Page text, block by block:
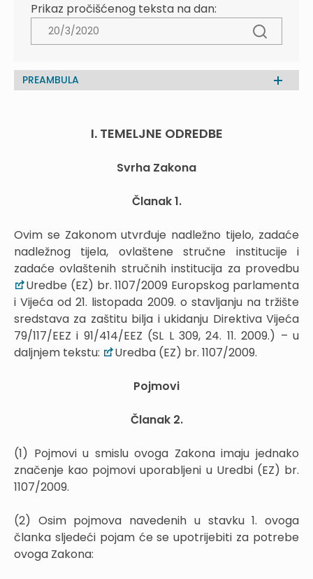
Prikaz pročišćenog teksta na dan:
PREAMBULA
I. TEMELJNE ODREDBE
Svrha Zakona
Članak 1.
Ovim se Zakonom utvrđuje nadležno tijelo, zadaće
nadležnog tijela, ovlaštene stručne institucije i
zadaće ovlaštenih stručnih institucija za provedbu
Uredbe (EZ) br. 1107/2009 Europskog parlamenta
i Vijeća od 21. listopada 2009. o stavljanju na tržište
sredstava za zaštitu bilja i ukidanju Direktiva Vijeća
79/117/EEZ i 91/414/EEZ (SL L 309, 24. 11. 2009.) – u
daljnjem tekstu:
Uredba (EZ) br. 1107/2009.
Pojmovi
Članak 2.
(1) Pojmovi u smislu ovoga Zakona imaju jednako
značenje kao pojmovi uporabljeni u Uredbi (EZ) br.
1107/2009.
(2) Osim pojmova navedenih u stavku 1. ovoga
članka sljedeći pojam će se upotrijebiti za potrebe
ovoga Zakona: